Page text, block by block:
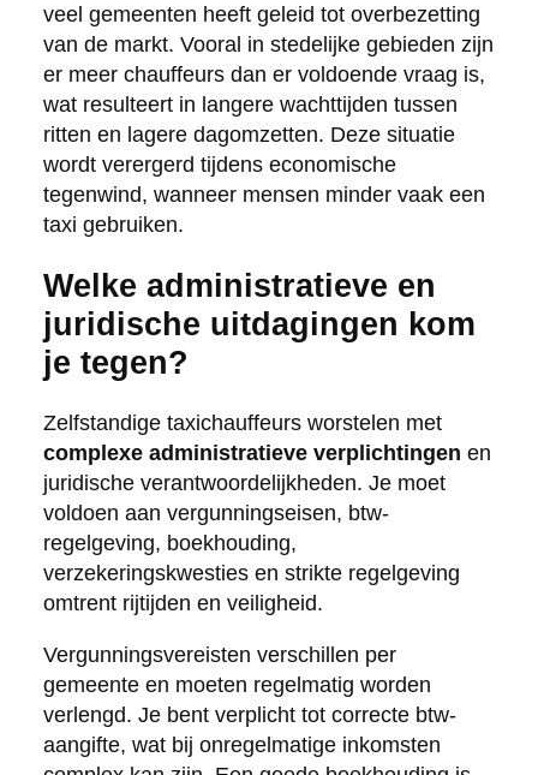
veel gemeenten heeft geleid tot overbezetting
van de markt. Vooral in stedelijke gebieden zijn
er meer chauffeurs dan er voldoende vraag is,
wat resulteert in langere wachttijden tussen
ritten en lagere dagomzetten. Deze situatie
wordt verergerd tijdens economische
tegenwind, wanneer mensen minder vaak een
taxi gebruiken.
Welke administratieve en
juridische uitdagingen kom
je tegen?
Zelfstandige taxichauffeurs worstelen met
complexe administratieve verplichtingen en
juridische verantwoordelijkheden. Je moet
voldoen aan vergunningseisen, btw-
regelgeving, boekhouding,
verzekeringskwesties en strikte regelgeving
omtrent rijtijden en veiligheid.
Vergunningsvereisten verschillen per
gemeente en moeten regelmatig worden
verlengd. Je bent verplicht tot correcte btw-
aangifte, wat bij onregelmatige inkomsten